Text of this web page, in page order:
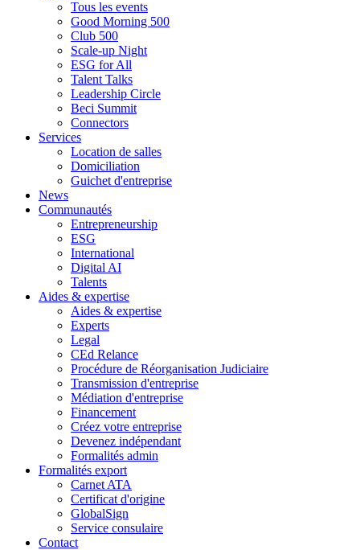
Tous les events
Good Morning 500
Club 500
Scale-up Night
ESG for All
Talent Talks
Leadership Circle
Beci Summit
Connectors
Services
Location de salles
Domiciliation
Guichet d'entreprise
News
Communautés
Entrepreneurship
ESG
International
Digital AI
Talents
Aides & expertise
Aides & expertise
Experts
Legal
CEd Relance
Procédure de Réorganisation Judiciaire
Transmission d'entreprise
Médiation d'entreprise
Financement
Créez votre entreprise
Devenez indépendant
Formalités admin
Formalités export
Carnet ATA
Certificat d'origine
GlobalSign
Service consulaire
Contact